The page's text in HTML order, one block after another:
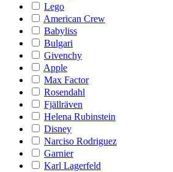
Lego
American Crew
Babyliss
Bulgari
Givenchy
Apple
Max Factor
Rosendahl
Fjällräven
Helena Rubinstein
Disney
Narciso Rodriguez
Garnier
Karl Lagerfeld